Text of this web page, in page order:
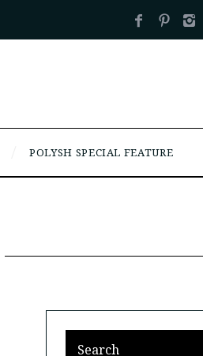
POLYSH SPECIAL FEATURE